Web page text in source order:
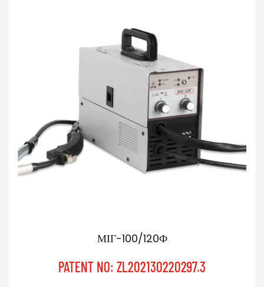
МІГ-100/120Ф
PATENT NO: ZL202130220297.3